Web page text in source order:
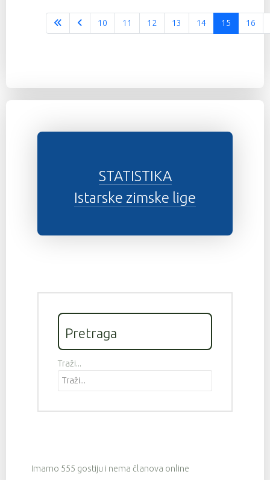
10 11 12 13 14 15 16
STATISTIKA
Istarske zimske lige
Pretraga
Traži...
Imamo 555 gostiju i nema članova online